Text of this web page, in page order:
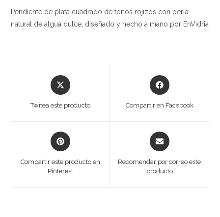
Pendiente de plata cuadrado de tonos rojizos con perla
natural de algua dulce, diseñado y hecho a mano por EnVidria
Opens
in
Twitea este producto
Opens
in
Compartir en Facebook
Opens
in
new
Compartir este producto en
Pinterest
Opens
in
new
Recomendar por correo este
producto